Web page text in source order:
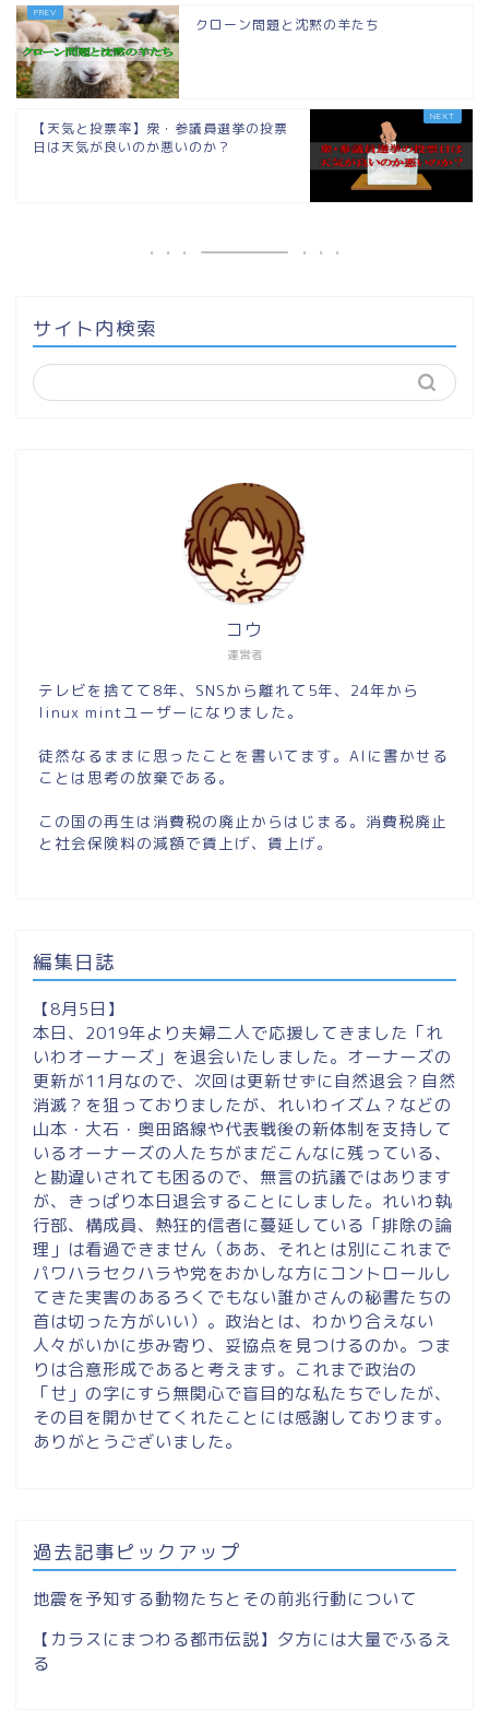
クローン問題と沈黙の羊たち
【天気と投票率】衆・参議員選挙の投票
日は天気が良いのか悪いのか？
サイト内検索
運営者
コウ
テレビを捨てて8年、SNSから離れて5年、24年から
linux mintユーザーになりました。
徒然なるままに思ったことを書いてます。AIに書かせる
ことは思考の放棄である。
この国の再生は消費税の廃止からはじまる。消費税廃止
と社会保険料の減額で賃上げ、賃上げ。
編集日誌
【8月5日】
本日、2019年より夫婦二人で応援してきました「れ
いわオーナーズ」を退会いたしました。オーナーズの
更新が11月なので、次回は更新せずに自然退会？自然
消滅？を狙っておりましたが、れいわイズム？などの
山本・大石・奥田路線や代表戦後の新体制を支持して
いるオーナーズの人たちがまだこんなに残っている、
と勘違いされても困るので、無言の抗議ではあります
が、きっぱり本日退会することにしました。れいわ執
行部、構成員、熱狂的信者に蔓延している「排除の論
理」は看過できません（ああ、それとは別にこれまで
パワハラセクハラや党をおかしな方にコントロールし
てきた実害のあるろくでもない誰かさんの秘書たちの
首は切った方がいい）。政治とは、わかり合えない
人々がいかに歩み寄り、妥協点を見つけるのか。つま
りは合意形成であると考えます。これまで政治の
「せ」の字にすら無関心で盲目的な私たちでしたが、
その目を開かせてくれたことには感謝しております。
ありがとうございました。
過去記事ピックアップ
地震を予知する動物たちとその前兆行動について
【カラスにまつわる都市伝説】夕方には大量でふるえ
る